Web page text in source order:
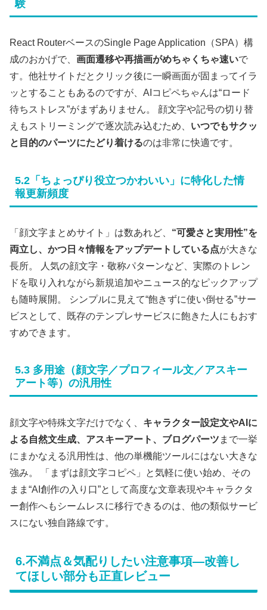
験
React RouterベースのSingle Page Application（SPA）構
成のおかげで、 画面遷移や再描画がめちゃくちゃ速いで
す。他社サイトだとクリック後に一瞬画面が固まってイラ
ッとすることもあるのですが、AIコピペちゃんは“ロード
待ちストレス”がまずありません。 顔文字や記号の切り替
えもストリーミングで逐次読み込むため、 いつでもサクッ
と目的のパーツにたどり着けるのは非常に快適です。
5.2「ちょっぴり役立つかわいい」に特化した情
報更新頻度
「顔文字まとめサイト」は数あれど、 “可愛さと実用性”を
両立し、かつ日々情報をアップデートしている点が大きな
長所。 人気の顔文字・敬称パターンなど、実際のトレン
ドを取り入れながら新規追加やニュース的なピックアップ
も随時展開。 シンプルに見えて“飽きずに使い倒せる”サー
ビスとして、既存のテンプレサービスに飽きた人にもおす
すめできます。
5.3 多用途（顔文字／プロフィール文／アスキー
アート等）の汎用性
顔文字や特殊文字だけでなく、 キャラクター設定文やAIに
よる自然文生成、アスキーアート、ブログパーツ まで一挙
にまかなえる汎用性は、他の単機能ツールにはない大きな
強み。 「まずは顔文字コピペ」と気軽に使い始め、その
まま“AI創作の入り口”として高度な文章表現やキャラクタ
ー創作へもシームレスに移行できるのは、他の類似サービ
スにない独自路線です。
6.不満点＆気配りしたい注意事項―改善し
てほしい部分も正直レビュー